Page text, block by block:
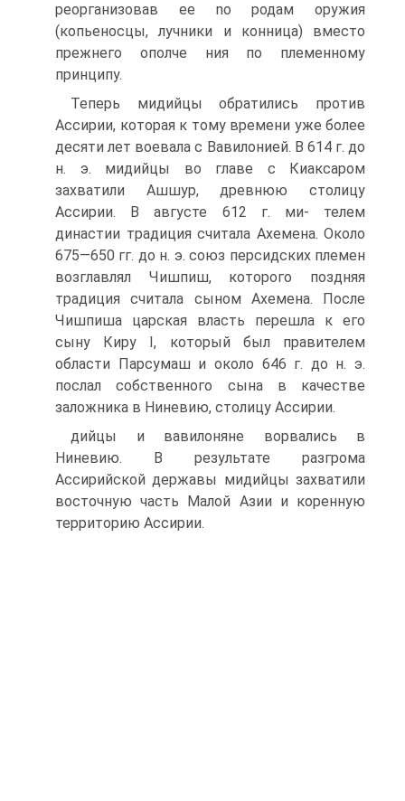
реорганизовав ее no родам оружия
(копьеносцы, лучники и конница) вместо
прежнего ополче ния по племенному
принципу.
Теперь мидийцы обратились против
Ассирии, которая к тому времени уже более
десяти лет воевала с Вавилонией. B 614 г. до
н. э. мидийцы во главе с Киаксаром
захватили Ашшур, древнюю столицу
Ассирии. B августе 612 г. ми- телем
династии традиция считала Ахемена. Около
675—650 гг. до н. э. союз персидских племен
возглавлял Чишпиш, которого поздняя
традиция считала сыном Ахемена. После
Чишпиша царская власть перешла к его
сыну Киру I, который был правителем
области Парсумаш и около 646 г. до н. э.
послал собственного сына в качестве
заложника в Ниневию, столицу Ассирии.
дийцы и вавилоняне ворвались в
Ниневию. B результате разгрома
Ассирийской державы мидийцы захватили
восточную часть Малой Азии и коренную
территорию Ассирии.